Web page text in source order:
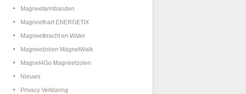
Magneetarmbanden
Magneethart ENERGETIX
Magneetkracht en Water
Magneetzolen MagnetWalk
Magnet4Go Magneetzolen
Nieuws
Privacy Verklaring